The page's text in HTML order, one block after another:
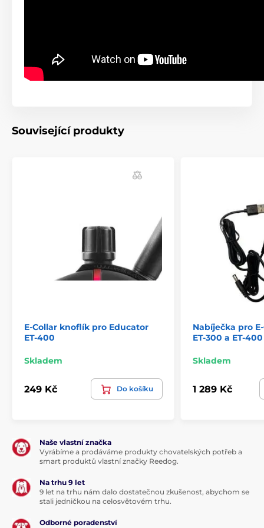
Obojek je vybavenýbaterií , kterou snadno dobijete
pomocí nabíječky, kterou dostanete v balení.
Dosah obojku
obojkem E-Collar Educator ET-400
profesionální výcvik. Díky speciální patentované
anténě nedochází ke ztrátám signálu v lese a horších
podmínkách.
Typ korekce
Obojek E-Collar Educator ET-400
jako korekci
Související produkty
E-Collar knoflík pro Educator
ET-400
Skladem
249 Kč Do košíku
Nabíječka pro
ET-300 a ET-400
Skladem
1 289 Kč
Naše vlastní značka
Vyrábíme a prodáváme produkty chovatelských potřeb a
smart produktů vlastní značky Reedog.
Na trhu 9 let
9 let na trhu nám dalo dostatečnou zkušenost, abychom se
stali jedničkou na celosvětovém trhu.
Odborné poradenství